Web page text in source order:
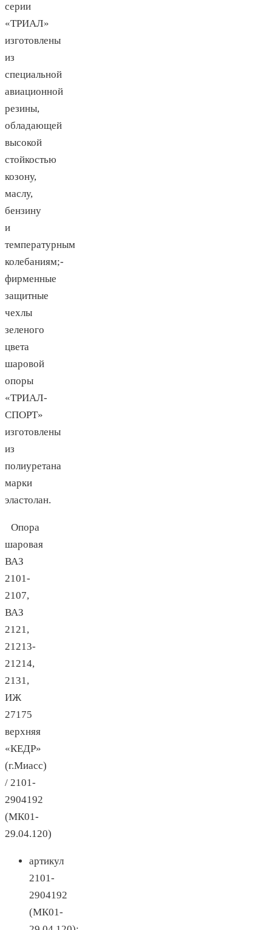
серии
«ТРИАЛ»
изготовлены
из
специальной
авиационной
резины,
обладающей
высокой
стойкостью
козону,
маслу,
бензину
и
температурным
колебаниям;-
фирменные
защитные
чехлы
зеленого
цвета
шаровой
опоры
«ТРИАЛ-
СПОРТ»
изготовлены
из
полиуретана
марки
эластолан.
Опора
шаровая
ВАЗ
2101-
2107,
ВАЗ
2121,
21213-
21214,
2131,
ИЖ
27175
верхняя
«КЕДР»
(г.Миасс)
/ 2101-
2904192
(МК01-
29.04.120)
артикул
2101-
2904192
(МК01-